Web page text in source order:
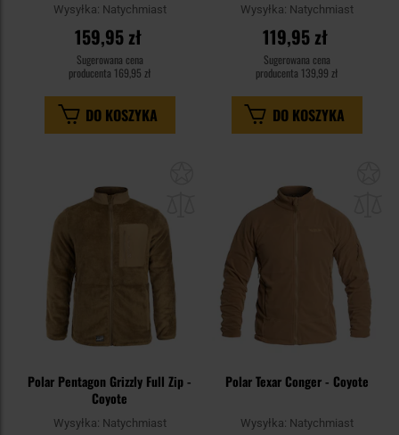
Wysyłka: Natychmiast
159,95 zł
Sugerowana cena
producenta 169,95 zł
DO KOSZYKA
Wysyłka: Natychmiast
119,95 zł
Sugerowana cena
producenta 139,99 zł
DO KOSZYKA
schowka
Polar Pentagon Grizzly Full Zip -
Coyote
Wysyłka: Natychmiast
Polar Texar Conger - Coyote
Wysyłka: Natychmiast